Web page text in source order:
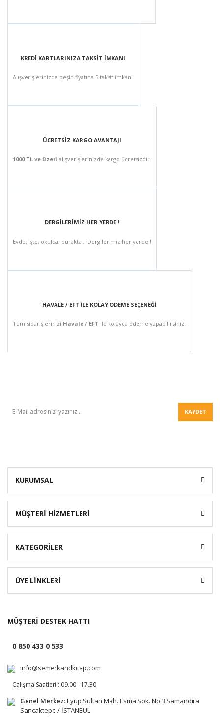
KREDİ KARTLARINIZA TAKSİT İMKANI
Alışverişlerinizde peşin fiyatına 5 taksit imkanı
ÜCRETSİZ KARGO AVANTAJI
1000 TL ve üzeri alışverişlerinizde kargo ücretsizdir.
DERGİLERİMİZ HER YERDE !
Evde, işte, okulda, durakta... Dergilerimiz her yerde !
HAVALE / EFT İLE KOLAY ÖDEME SEÇENEĞİ
Tüm siparişlerinizi Havale / EFT ile kolayca ödeme yapabilirsiniz.
KAYDET
KURUMSAL
MÜŞTERİ HİZMETLERİ
KATEGORİLER
ÜYE LİNKLERİ
MÜŞTERİ DESTEK HATTI
0 850 433 0 533
info@semerkandkitap.com
Çalışma Saatleri : 09.00 - 17.30
Genel Merkez:Eyüp Sultan Mah. Esma Sok. No:3 Samandıra
Sancaktepe / İSTANBUL